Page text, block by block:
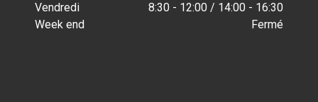
Vendredi
8:30 - 12:00 / 14:00 - 16:30
Week end
Fermé